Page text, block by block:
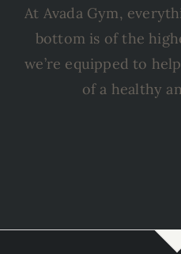
At Avada Gym,
bottom is of the
we’re equipped to
of a healthy